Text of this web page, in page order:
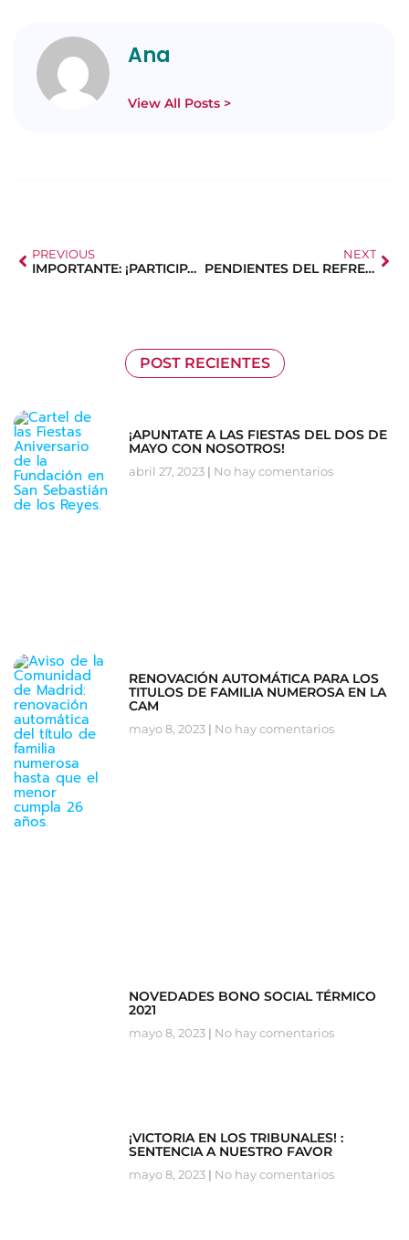
Ana
View All Posts >
PREVIOUS
IMPORTANTE: ¡PARTICIPA EN LA ENCUESTA!
NEXT
PENDIENTES DEL REFRENDO DEL BONO SOCIAL
POST RECIENTES
¡APUNTATE A LAS FIESTAS DEL DOS DE
MAYO CON NOSOTROS!
abril 27, 2023 No hay comentarios
RENOVACIÓN AUTOMÁTICA PARA LOS
TITULOS DE FAMILIA NUMEROSA EN LA
CAM
mayo 8, 2023 No hay comentarios
NOVEDADES BONO SOCIAL TÉRMICO
2021
mayo 8, 2023 No hay comentarios
¡VICTORIA EN LOS TRIBUNALES! :
SENTENCIA A NUESTRO FAVOR
mayo 8, 2023 No hay comentarios